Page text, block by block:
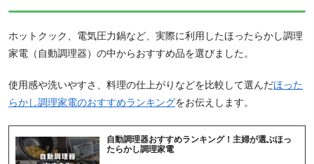
ホットクック、電気圧力鍋など、実際に利用したほったらかし調理
家電（自動調理器）の中からおすすめ品を選びました。
使用感や洗いやすさ、料理の仕上がりなどを比較して選んだほった
らかし調理家電のおすすめランキングをお伝えします。
自動調理器おすすめランキング！主婦が選ぶほっ
たらかし調理家電